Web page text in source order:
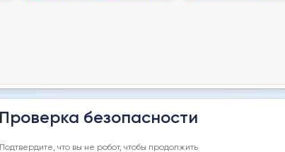
Проверка безопасности
Подтвердите, что вы не робот, чтобы продолжить